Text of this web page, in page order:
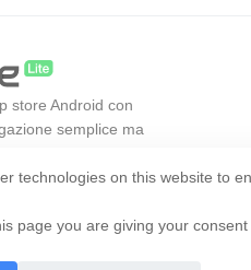
technologies on this website to
page you are giving your
store Android con
semplice ma